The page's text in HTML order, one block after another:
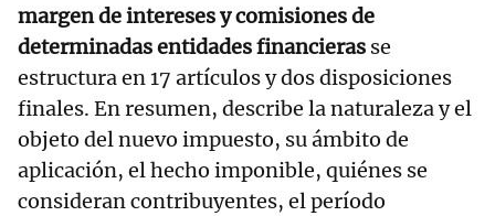
margen de intereses y comisiones de
determinadas entidades financieras se
estructura en 17 artículos y dos disposiciones
finales. En resumen, describe la naturaleza y el
objeto del nuevo impuesto, su ámbito de
aplicación, el hecho imponible, quiénes se
consideran contribuyentes, el período